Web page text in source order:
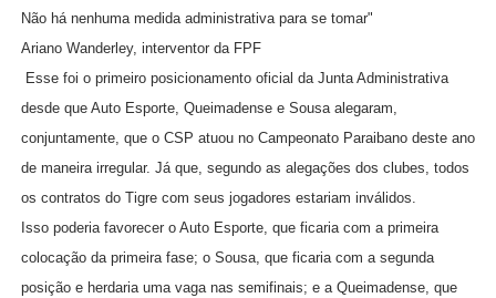
Não há nenhuma medida administrativa para se tomar"
Ariano Wanderley, interventor da FPF
Esse foi o primeiro posicionamento oficial da Junta Administrativa
desde que Auto Esporte, Queimadense e Sousa alegaram,
conjuntamente, que o CSP atuou no Campeonato Paraibano deste ano
de maneira irregular. Já que, segundo as alegações dos clubes, todos
os contratos do Tigre com seus jogadores estariam inválidos.
Isso poderia favorecer o Auto Esporte, que ficaria com a primeira
colocação da primeira fase; o Sousa, que ficaria com a segunda
posição e herdaria uma vaga nas semifinais; e a Queimadense, que